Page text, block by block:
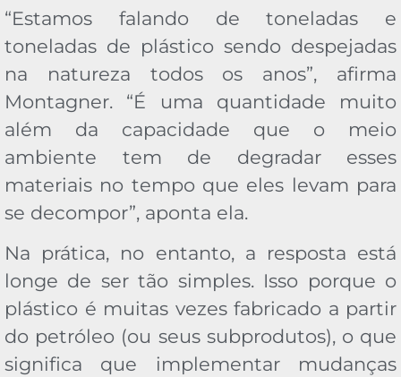
“Estamos falando de toneladas e
toneladas de plástico sendo despejadas
na natureza todos os anos”, afirma
Montagner. “É uma quantidade muito
além da capacidade que o meio
ambiente tem de degradar esses
materiais no tempo que eles levam para
se decompor”, aponta ela.
Na prática, no entanto, a resposta está
longe de ser tão simples. Isso porque o
plástico é muitas vezes fabricado a partir
do petróleo (ou seus subprodutos), o que
significa que implementar mudanças